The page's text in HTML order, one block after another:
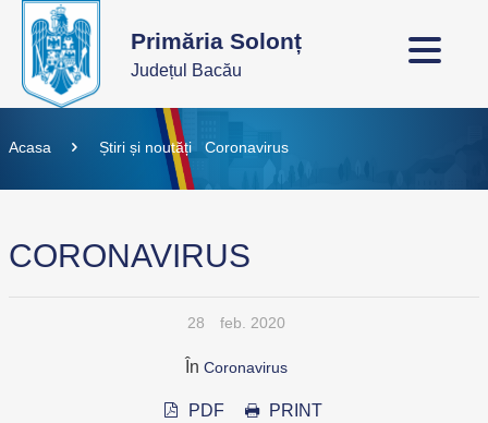
Primăria Solonț
Județul Bacău
Acasa Știri și noutăți Coronavirus
CORONAVIRUS
28 feb. 2020
În Coronavirus
PDF PRINT